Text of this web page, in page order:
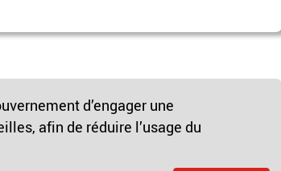
d’engager une
afin de réduire l’usage du